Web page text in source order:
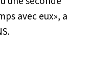
avec eux», a